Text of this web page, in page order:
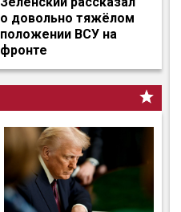
о довольно тяжёлом
положении ВСУ на
фронте